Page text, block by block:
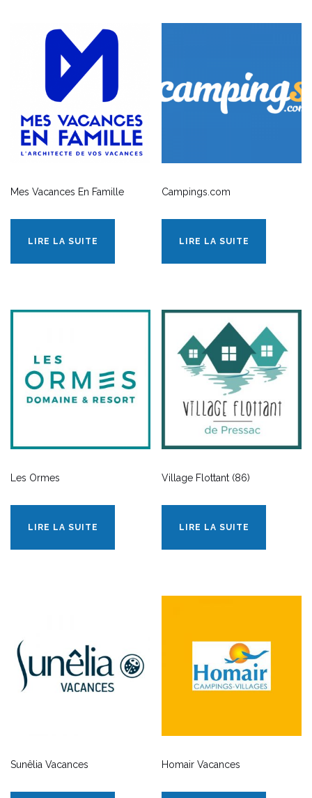
Mes Vacances En Famille
LIRE LA SUITE
Campings.com
LIRE LA SUITE
Les Ormes
LIRE LA SUITE
Village Flottant (86)
LIRE LA SUITE
Sunêlia Vacances Homair Vacances